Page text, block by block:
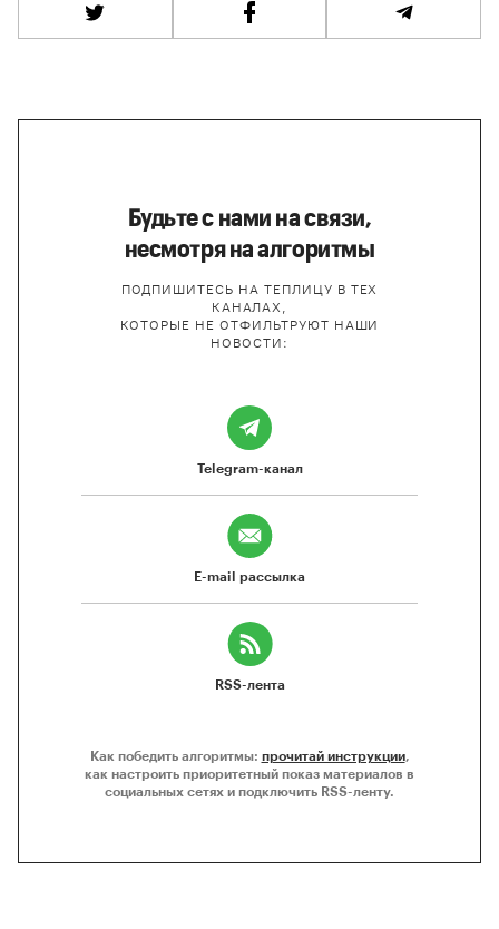
Будьте с нами на связи,
несмотря на алгоритмы
ПОДПИШИТЕСЬ НА ТЕПЛИЦУ В ТЕХ
КАНАЛАХ,
КОТОРЫЕ НЕ ОТФИЛЬТРУЮТ НАШИ
НОВОСТИ:
Telegram-канал
E-mail рассылка
RSS-лента
Как победить алгоритмы: прочитай инструкции,
как настроить приоритетный показ материалов в
социальных сетях и подключить RSS-ленту.